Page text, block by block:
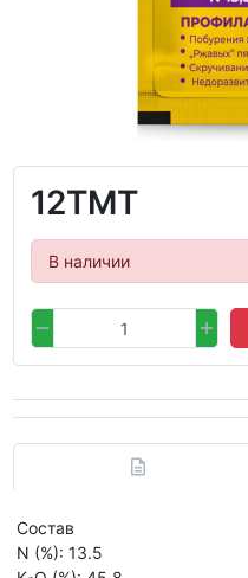
12TMT
В наличии
Состав
N (%): 13.5